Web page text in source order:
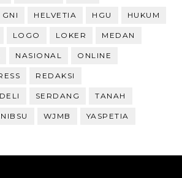
GNI HELVETIA HGU HUKUM
LOGO LOKER MEDAN
NASIONAL ONLINE
REDAKSI
SERDANG TANAH
WJMB YASPETIA